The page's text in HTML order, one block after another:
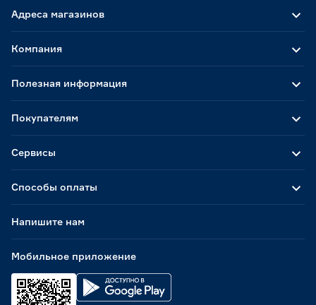
Адреса магазинов
Способы оплаты
Мобильное приложение
Компания
Полезная информация
Покупателям
Сервисы
Напишите нам